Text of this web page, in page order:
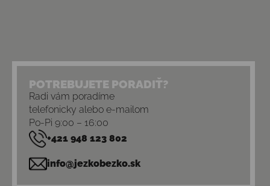
POTREBUJETE PORADIŤ?
Radi vám poradíme
telefonicky alebo e-mailom
Po-Pi 9:00 – 16:00
+421 948 123 802
info@jezkobezko.sk